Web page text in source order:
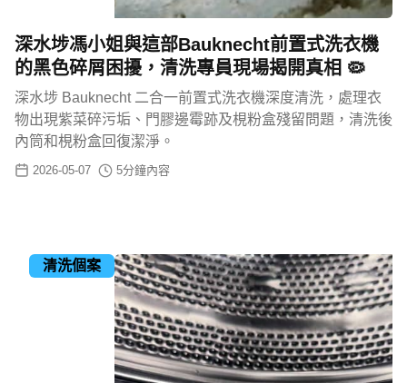
深水埗馮小姐與這部Bauknecht前置式洗衣機
的黑色碎屑困擾，清洗專員現場揭開真相 🦠
深水埗 Bauknecht 二合一前置式洗衣機深度清洗，處理衣
物出現紫菜碎污垢、門膠邊霉跡及梘粉盒殘留問題，清洗後
內筒和梘粉盒回復潔淨。
2026-05-07 5分鐘內容
清洗個案